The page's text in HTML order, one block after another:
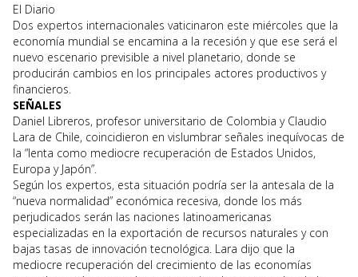
El Diario
Dos expertos internacionales vaticinaron este miércoles que la
economía mundial se encamina a la recesión y que ese será el
nuevo escenario previsible a nivel planetario, donde se
producirán cambios en los principales actores productivos y
financieros.
SEÑALES
Daniel Libreros, profesor universitario de Colombia y Claudio
Lara de Chile, coincidieron en vislumbrar señales inequívocas de
la “lenta como mediocre recuperación de Estados Unidos,
Europa y Japón”.
Según los expertos, esta situación podría ser la antesala de la
“nueva normalidad” económica recesiva, donde los más
perjudicados serán las naciones latinoamericanas
especializadas en la exportación de recursos naturales y con
bajas tasas de innovación tecnológica. Lara dijo que la
mediocre recuperación del crecimiento de las economías